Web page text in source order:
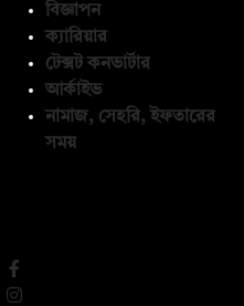
বিজ্ঞাপন
ক্যারিয়ার
টেক্সট কনভার্টার
আর্কাইভ
নামাজ, সেহরি, ইফতারের
সময়